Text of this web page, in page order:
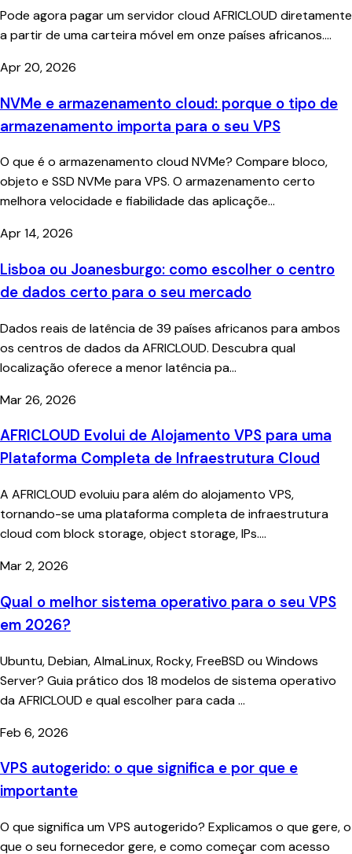
Pode agora pagar um servidor cloud AFRICLOUD diretamente
a partir de uma carteira móvel em onze países africanos....
Apr 20, 2026
NVMe e armazenamento cloud: porque o tipo de
armazenamento importa para o seu VPS
O que é o armazenamento cloud NVMe? Compare bloco,
objeto e SSD NVMe para VPS. O armazenamento certo
melhora velocidade e fiabilidade das aplicaçõe...
Apr 14, 2026
Lisboa ou Joanesburgo: como escolher o centro
de dados certo para o seu mercado
Dados reais de latência de 39 países africanos para ambos
os centros de dados da AFRICLOUD. Descubra qual
localização oferece a menor latência pa...
Mar 26, 2026
AFRICLOUD Evolui de Alojamento VPS para uma
Plataforma Completa de Infraestrutura Cloud
A AFRICLOUD evoluiu para além do alojamento VPS,
tornando-se uma plataforma completa de infraestrutura
cloud com block storage, object storage, IPs....
Mar 2, 2026
Qual o melhor sistema operativo para o seu VPS
em 2026?
Ubuntu, Debian, AlmaLinux, Rocky, FreeBSD ou Windows
Server? Guia prático dos 18 modelos de sistema operativo
da AFRICLOUD e qual escolher para cada ...
Feb 6, 2026
VPS autogerido: o que significa e por que e
importante
O que significa um VPS autogerido? Explicamos o que gere, o
que o seu fornecedor gere, e como começar com acesso